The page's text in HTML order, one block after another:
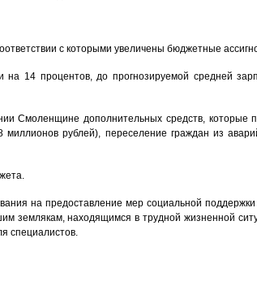
с которыми увеличены бюджетные
на 14 процентов, до прогнозируемой средней
дополнительных средств, которые
рублей), переселение граждан из
на предоставление мер социальной
землякам, находящимся в трудной жизненной
специалистов.